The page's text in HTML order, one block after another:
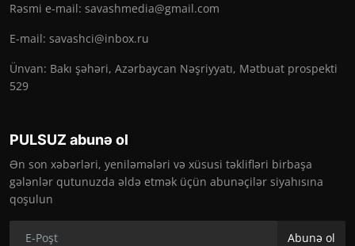
Rəsmi e-mail: savashmedia@gmail.com
E-mail: savashci@inbox.ru
Ünvan: Bakı şəhəri, Azərbaycan Nəşriyyatı, Mətbuat prospekti
529
PULSUZ abunə ol
Ən son xəbərləri, yeniləmələri və xüsusi təklifləri birbaşa
gələnlər qutunuzda əldə etmək üçün abunəçilər siyahısına
qoşulun
Abunə ol